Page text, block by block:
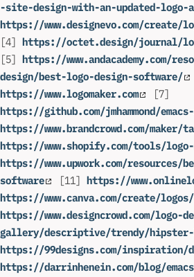
-site-design-with-an-updated-logo-
https://www.designevo.com/create/
[4] https://octet.design/journal/
[5] https://www.andacademy.com/
design/best-logo-design-software/
https://www.logomaker.com
[7]
https://github.com/jmhammond/
https://www.brandcrowd.com/maker/
https://www.shopify.com/tools/logo-
https://www.upwork.com/resources/
software
[11] https://
https://www.canva.com/create/logos/
https://www.designcrowd.com/logo-
gallery/descriptive/trendy/hipster-
https://99designs.com/inspiration/
https://darrinhenein.com/blog/